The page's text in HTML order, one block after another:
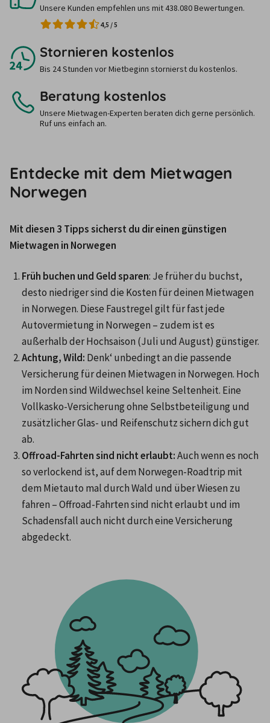
Unsere Kunden empfehlen uns mit 438.080 Bewertungen.
4,5 /5
Stornieren kostenlos
Bis 24 Stunden vor Mietbeginn stornierst du kostenlos.
Beratung kostenlos
Unsere Mietwagen-Experten beraten dich gerne persönlich.
Ruf uns einfach an.
Entdecke mit dem Mietwagen
Norwegen
Mit diesen 3 Tipps sicherst du dir einen günstigen
Mietwagen in Norwegen
Früh buchen und Geld sparen: Je früher du buchst,
desto niedriger sind die Kosten für deinen Mietwagen
in Norwegen. Diese Faustregel gilt für fast jede
Autovermietung in Norwegen – zudem ist es
außerhalb der Hochsaison (Juli und August) günstiger.
Achtung, Wild: Denk‘ unbedingt an die passende
Versicherung für deinen Mietwagen in Norwegen. Hoch
im Norden sind Wildwechsel keine Seltenheit. Eine
Vollkasko-Versicherung ohne Selbstbeteiligung und
zusätzlicher Glas- und Reifenschutz sichern dich gut
ab.
Offroad-Fahrten sind nicht erlaubt: Auch wenn es noch
so verlockend ist, auf dem Norwegen-Roadtrip mit
dem Mietauto mal durch Wald und über Wiesen zu
fahren – Offroad-Fahrten sind nicht erlaubt und im
Schadensfall auch nicht durch eine Versicherung
abgedeckt.